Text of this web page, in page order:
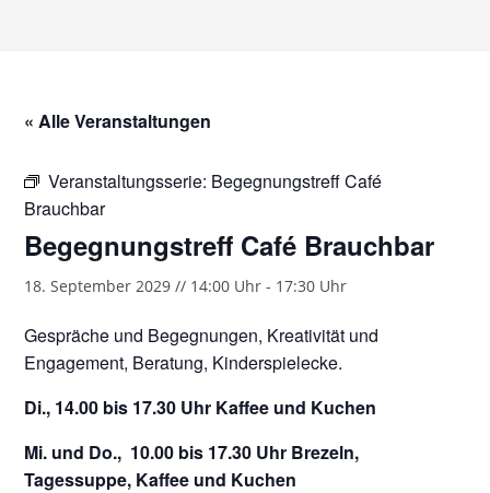
« Alle Veranstaltungen
Veranstaltungsserie: Begegnungstreff Café
Brauchbar
Begegnungstreff Café Brauchbar
18. September 2029 // 14:00 Uhr - 17:30 Uhr
Gespräche und Begegnungen, Kreativität und
Engagement, Beratung, Kinderspielecke.
Di., 14.00 bis 17.30 Uhr Kaffee und Kuchen
Mi. und Do., 10.00 bis 17.30 Uhr Brezeln,
Tagessuppe, Kaffee und Kuchen